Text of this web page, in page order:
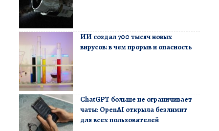
ИИ создал 700 тысяч новых
вирусов: в чем прорыв и опасность
ChatGPT больше не ограничивает
чаты: OpenAI открыла безлимит
для всех пользователей